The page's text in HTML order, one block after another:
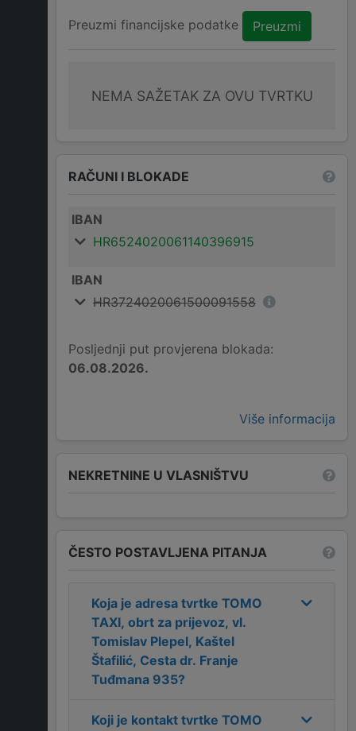
Preuzmi financijske podatke Preuzmi
NEMA SAŽETAK ZA OVU TVRTKU
RAČUNI I BLOKADE
IBAN
HR6524020061140396915
IBAN
HR3724020061500091558
Posljednji put provjerena blokada:
06.08.2026.
Više informacija
NEKRETNINE U VLASNIŠTVU
ČESTO POSTAVLJENA PITANJA
Koja je adresa tvrtke TOMO
TAXI, obrt za prijevoz, vl.
Tomislav Plepel, Kaštel
Štafilić, Cesta dr. Franje
Tuđmana 935?
Koji je kontakt tvrtke TOMO